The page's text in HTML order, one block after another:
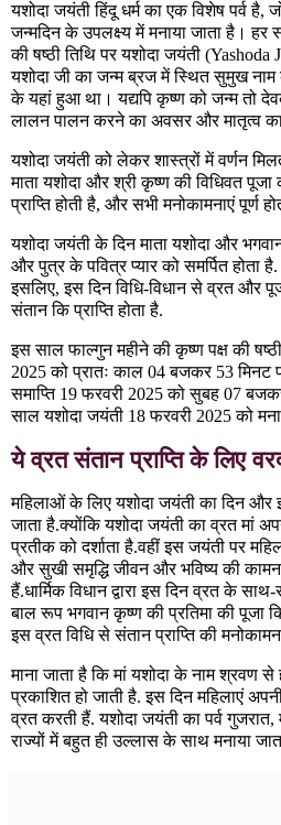
यशोदा जयंती हिंदू धर्म का एक विशेष पर्व है,
जन्मदिन के उपलक्ष्य में मनाया जाता है। हर
की षष्ठी तिथि पर यशोदा जयंती (Yashoda
यशोदा जी का जन्म ब्रज में स्थित सुमुख
के यहां हुआ था। यद्यपि कृष्ण को जन्म तो
लालन पालन करने का अवसर और मातृत्व का
यशोदा जयंती को लेकर शास्त्रों में वर्णन
माता यशोदा और श्री कृष्ण की विधिवत
प्राप्ति होती है, और सभी मनोकामनाएं पूर्ण
यशोदा जयंती के दिन माता यशोदा और
और पुत्र के पवित्र प्यार को समर्पित होता
इसलिए, इस दिन विधि-विधान से व्रत और
संतान कि प्राप्ति होता है.
इस साल फाल्गुन महीने की कृष्ण पक्ष की
2025 को प्रातः काल 04 बजकर 53 मिनट
समाप्ति 19 फरवरी 2025 को सुबह 07
साल यशोदा जयंती 18 फरवरी 2025 को
ये व्रत संतान प्राप्ति के लिए
महिलाओं के लिए यशोदा जयंती का दिन और
जाता है.क्योंकि यशोदा जयंती का व्रत मां
प्रतीक को दर्शाता है.वहीं इस जयंती पर
और सुखी समृद्धि जीवन और भविष्य की
हैं.धार्मिक विधान द्वारा इस दिन व्रत के
बाल रूप भगवान कृष्ण की प्रतिमा की पूजा
इस व्रत विधि से संतान प्राप्ति की
माना जाता है कि मां यशोदा के नाम श्रवण से
प्रकाशित हो जाती है. इस दिन महिलाएं
व्रत करती हैं. यशोदा जयंती का पर्व गुजरात,
राज्यों में बहुत ही उल्लास के साथ मनाया